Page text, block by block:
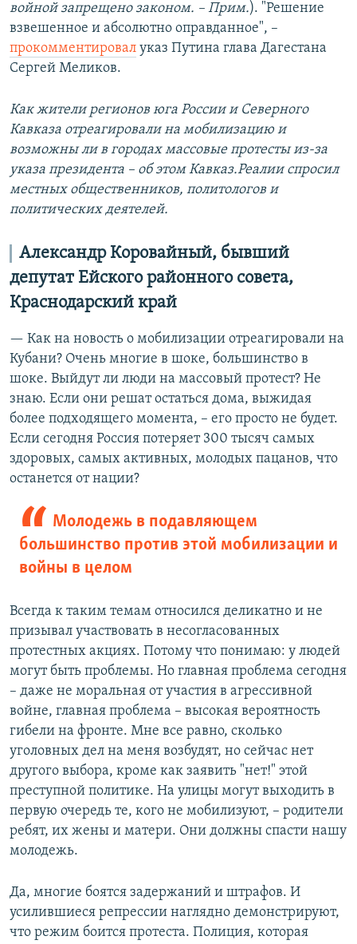
войной запрещено законом. – Прим.). "Решение
взвешенное и абсолютно оправданное", –
прокомментировал указ Путина глава Дагестана
Сергей Меликов.
Как жители регионов юга России и Северного
Кавказа отреагировали на мобилизацию и
возможны ли в городах массовые протесты из-за
указа президента – об этом Кавказ.Реалии спросил
местных общественников, политологов и
политических деятелей.
Александр Коровайный, бывший
депутат Ейского районного совета,
Краснодарский край
— Как на новость о мобилизации отреагировали на
Кубани? Очень многие в шоке, большинство в
шоке. Выйдут ли люди на массовый протест? Не
знаю. Если они решат остаться дома, выжидая
более подходящего момента, – его просто не будет.
Если сегодня Россия потеряет 300 тысяч самых
здоровых, самых активных, молодых пацанов, что
останется от нации?
Молодежь в подавляющем
большинство против этой мобилизации и
войны в целом
Всегда к таким темам относился деликатно и не
призывал участвовать в несогласованных
протестных акциях. Потому что понимаю: у людей
могут быть проблемы. Но главная проблема сегодня
– даже не моральная от участия в агрессивной
войне, главная проблема – высокая вероятность
гибели на фронте. Мне все равно, сколько
уголовных дел на меня возбудят, но сейчас нет
другого выбора, кроме как заявить "нет!" этой
преступной политике. На улицы могут выходить в
первую очередь те, кого не мобилизуют, – родители
ребят, их жены и матери. Они должны спасти нашу
молодежь.
Да, многие боятся задержаний и штрафов. И
усилившиеся репрессии наглядно демонстрируют,
что режим боится протеста. Полиция, которая